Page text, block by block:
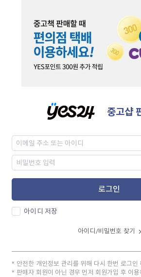
중고샵
로그인
아이디 저장
아이디/비밀번호 찾기
안전한 개인정보 관리를 위해 다시 한번 로그인
판매자 회원이 아닌 경우 먼저 회원가입 후 이